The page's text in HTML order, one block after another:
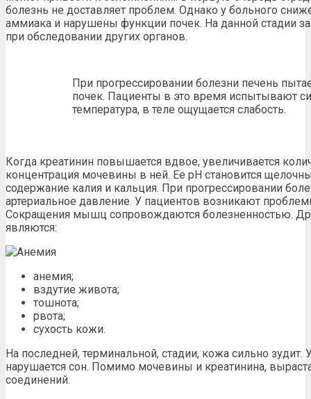
болезнь не доставляет проблем. Однако у больного
аммиака и нарушены функции почек. На данной стадии
при обследовании других органов.
При прогрессировании болезни печень
почек. Пациенты в это время испытывают
температура, в теле ощущается слабость.
Когда креатинин повышается вдвое, увеличивается
концентрация мочевины в ней. Ее рН становится
содержание калия и кальция. При прогрессировании
артериальное давление. У пациентов возникают
Сокращения мышц сопровождаются болезненностью.
являются:
анемия;
вздутие живота;
тошнота;
рвота;
сухость кожи.
На последней, терминальной, стадии, кожа сильно зудит.
нарушается сон. Помимо мочевины и креатинина,
соединений.